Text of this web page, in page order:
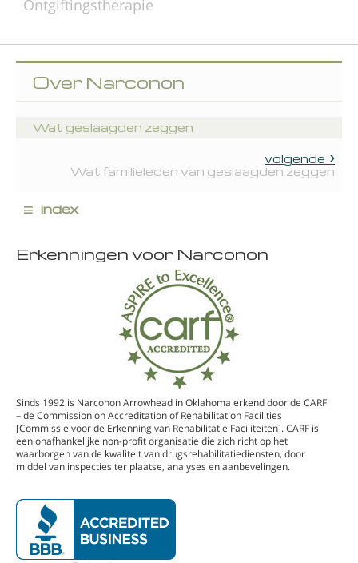
Ontgiftingstherapie
Over Narconon
Wat geslaagden zeggen
volgende
Wat familieleden van geslaagden zeggen
≡ index
Erkenningen voor Narconon
Sinds 1992 is Narconon Arrowhead in Oklahoma erkend door de CARF
– de Commission on Accreditation of Rehabilitation Facilities
[Commissie voor de Erkenning van Rehabilitatie Faciliteiten]. CARF is
een onafhankelijke non-profit organisatie die zich richt op het
waarborgen van de kwaliteit van drugsrehabilitatiediensten, door
middel van inspecties ter plaatse, analyses en aanbevelingen.